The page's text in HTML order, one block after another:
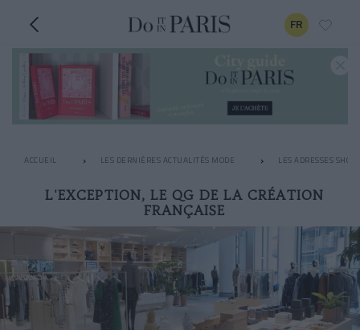
FR
ACCUEIL LES DERNIÈRES ACTUALITÉS MODE LES ADRESSES
L'EXCEPTION, LE QG DE LA CRÉATION
FRANÇAISE